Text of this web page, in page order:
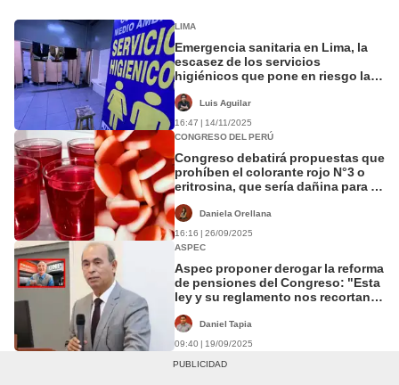
LIMA
Emergencia sanitaria en Lima, la
escasez de los servicios
higiénicos que pone en riesgo la
no hay baños"
Luis Aguilar
16:47 | 14/11/2025
CONGRESO DEL PERÚ
Congreso debatirá propuestas que
prohíben el colorante rojo N°3 o
eritrosina, que sería dañina para la
Daniela Orellana
16:16 | 26/09/2025
ASPEC
Aspec proponer derogar la reforma
de pensiones del Congreso: "Esta
ley y su reglamento nos recortan
Daniel Tapia
09:40 | 19/09/2025